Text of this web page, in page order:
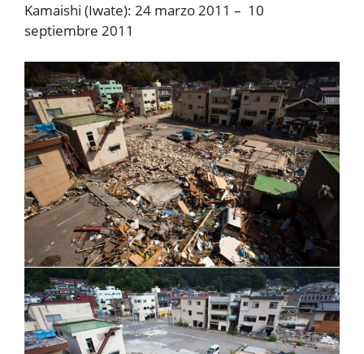
Kamaishi (Iwate): 24 marzo 2011 – 10
septiembre 2011